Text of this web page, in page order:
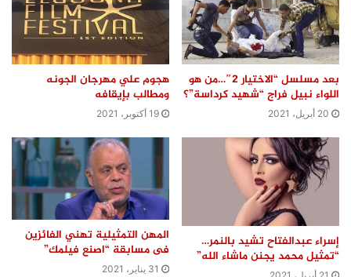
بعد مسلسل “الاختيار 2″…من هو
اللواء نبيل فراج “شهيد كرداسة”؟
20 أبريل، 2021
هجوم علي مهرجان الجونه
ومطالب بإيقافه
19 أكتوبر، 2021
إسراء عبدالفتاح تشيد بالنمر…
“تمثيل محمد يجنن ماشاء الله”
المهن التمثيلية تهني الفائزين
فى مسابقة “اصنع فيلمك”
31 يناير، 2021